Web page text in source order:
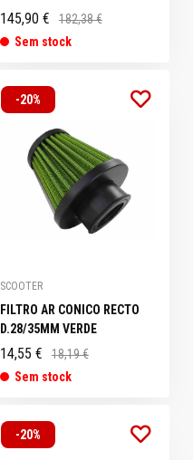
145,90 €
182,38 €
Sem stock
-20%
SCOOTER
FILTRO AR CONICO RECTO
D.28/35MM VERDE
14,55 €
18,19 €
Sem stock
-20%